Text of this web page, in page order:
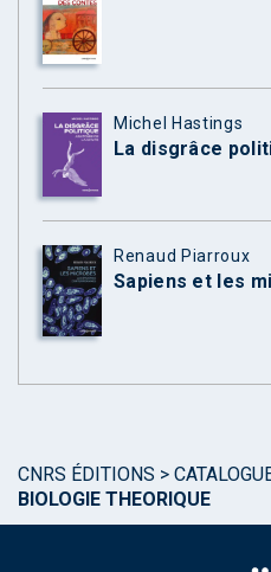
Michel Hastings
La disgrâce
Renaud Piarroux
Sapiens et les
CNRS ÉDITIONS >
BIOLOGIE THEORIQUE